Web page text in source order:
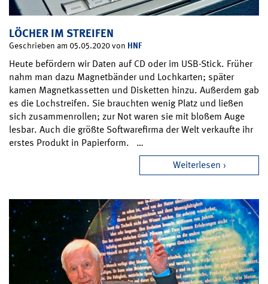
LÖCHER IM STREIFEN
Geschrieben am 05.05.2020 von HNF
Heute befördern wir Daten auf CD oder im USB-Stick. Früher
nahm man dazu Magnetbänder und Lochkarten; später
kamen Magnetkassetten und Disketten hinzu. Außerdem gab
es die Lochstreifen. Sie brauchten wenig Platz und ließen
sich zusammenrollen; zur Not waren sie mit bloßem Auge
lesbar. Auch die größte Softwarefirma der Welt verkaufte ihr
erstes Produkt in Papierform. …
Weiterlesen